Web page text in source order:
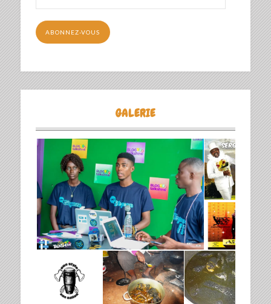
e-
mail
ABONNEZ-VOUS
GALERIE